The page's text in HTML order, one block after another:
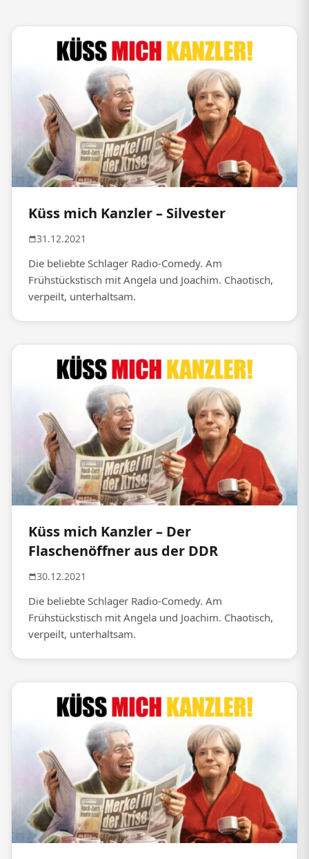
Küss mich Kanzler – Silvester
31.12.2021
Die beliebte Schlager Radio-Comedy. Am
Frühstückstisch mit Angela und Joachim. Chaotisch,
verpeilt, unterhaltsam.
Küss mich Kanzler – Der
Flaschenöffner aus der DDR
30.12.2021
Die beliebte Schlager Radio-Comedy. Am
Frühstückstisch mit Angela und Joachim. Chaotisch,
verpeilt, unterhaltsam.